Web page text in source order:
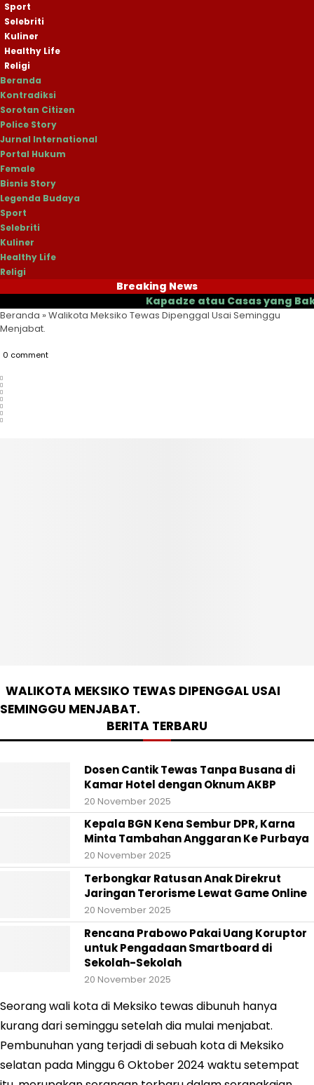
Sport
Selebriti
Kuliner
Healthy Life
Religi
Beranda
Kontradiksi
Sorotan Citizen
Police Story
Jurnal International
Portal Hukum
Female
Bisnis Story
Legenda Budaya
Sport
Selebriti
Kuliner
Healthy Life
Religi
Breaking News
Kapadze atau Casas yang Bakal
Beranda »Walikota Meksiko Tewas Dipenggal Usai Seminggu
Menjabat.
0 comment
WALIKOTA MEKSIKO TEWAS DIPENGGAL USAI
SEMINGGU MENJABAT.
BERITA TERBARU
Dosen Cantik Tewas Tanpa Busana di
Kamar Hotel dengan Oknum AKBP
20 November 2025
Kepala BGN Kena Sembur DPR, Karna
Minta Tambahan Anggaran Ke Purbaya
20 November 2025
Terbongkar Ratusan Anak Direkrut
Jaringan Terorisme Lewat Game Online
20 November 2025
Rencana Prabowo Pakai Uang Koruptor
untuk Pengadaan Smartboard di
Sekolah-Sekolah
20 November 2025
Seorang wali kota di Meksiko tewas dibunuh hanya
kurang dari seminggu setelah dia mulai menjabat.
Pembunuhan yang terjadi di sebuah kota di Meksiko
selatan pada Minggu 6 Oktober 2024 waktu setempat